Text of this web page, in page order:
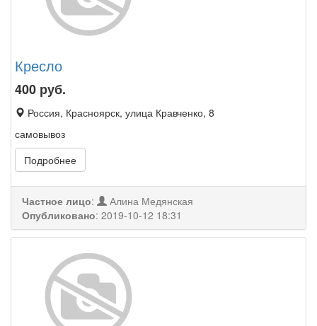
Кресло
400 руб.
Россия, Красноярск, улица Кравченко, 8
самовывоз
Подробнее
Частное лицо:
Алина Медянская
Опубликовано: 2019-10-12 18:31